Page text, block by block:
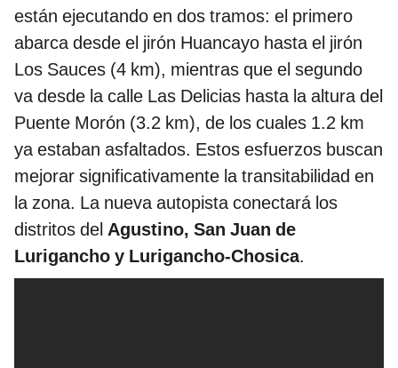
están ejecutando en dos tramos: el primero
abarca desde el jirón Huancayo hasta el jirón
Los Sauces (4 km), mientras que el segundo
va desde la calle Las Delicias hasta la altura del
Puente Morón (3.2 km), de los cuales 1.2 km
ya estaban asfaltados. Estos esfuerzos buscan
mejorar significativamente la transitabilidad en
la zona. La nueva autopista conectará los
distritos del Agustino, San Juan de
Lurigancho y Lurigancho-Chosica.